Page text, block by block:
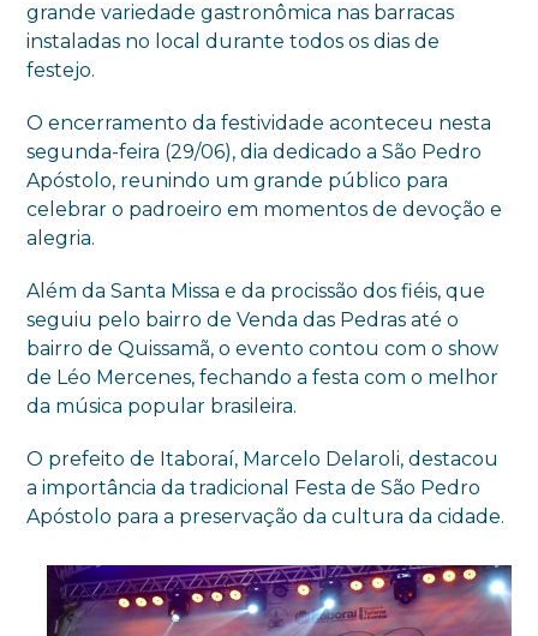
grande variedade gastronômica nas barracas
instaladas no local durante todos os dias de
festejo.
O encerramento da festividade aconteceu nesta
segunda-feira (29/06), dia dedicado a São Pedro
Apóstolo, reunindo um grande público para
celebrar o padroeiro em momentos de devoção e
alegria.
Além da Santa Missa e da procissão dos fiéis, que
seguiu pelo bairro de Venda das Pedras até o
bairro de Quissamã, o evento contou com o show
de Léo Mercenes, fechando a festa com o melhor
da música popular brasileira.
O prefeito de Itaboraí, Marcelo Delaroli, destacou
a importância da tradicional Festa de São Pedro
Apóstolo para a preservação da cultura da cidade.